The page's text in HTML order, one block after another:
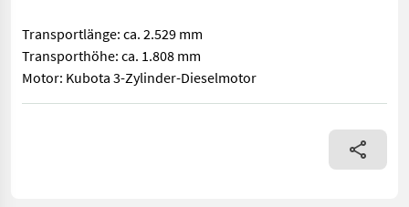
Transportlänge: ca. 2.529 mm
Transporthöhe: ca. 1.808 mm
Motor: Kubota 3-Zylinder-Dieselmotor
Die BOMAG BW 100 AD-5 ist eine leichte, knickgelenkte